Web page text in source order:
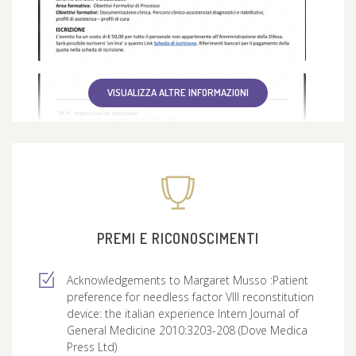
clinica.
Sono in costante aggiornamento professionale
impegno ad ascoltare attentamente, spiegare in
modo chiaro e accompagnare i pazienti nel
percorso diagnostico e terapeutico.
sono a disposizione per un colloquio informativo
volto a capire bisogni e aspettative, spiegare le
opzioni disponibili e definire insieme il miglior
VISUALIZZA ALTRE INFORMAZIONI
PREMI E RICONOSCIMENTI
Acknowledgements to Margaret Musso :Patient
preference for needless factor VIII reconstitution
device: the italian experience Intern Journal of
General Medicine 2010:3203-208 (Dove Medica
Press Ltd)